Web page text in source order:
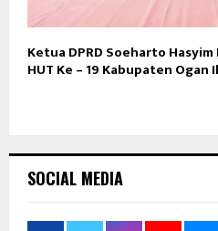
Ketua DPRD Soeharto
HUT Ke – 19 Kabupaten
SOCIAL MEDIA